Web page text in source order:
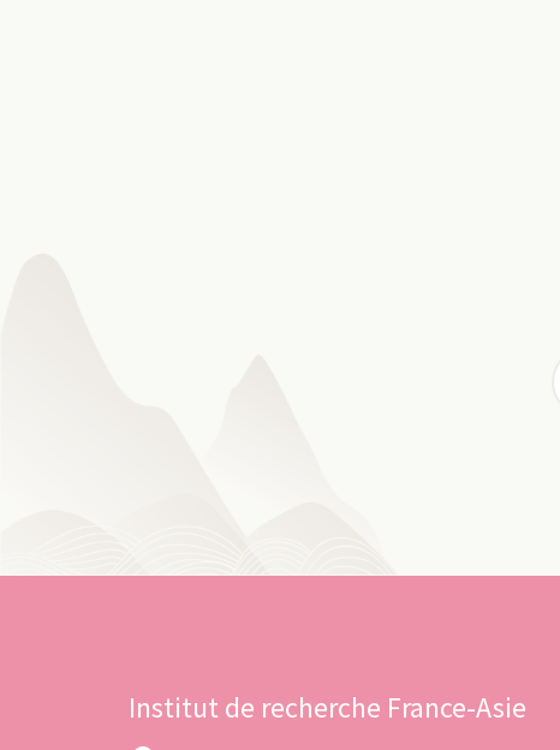
Institut de recherche France-Asie